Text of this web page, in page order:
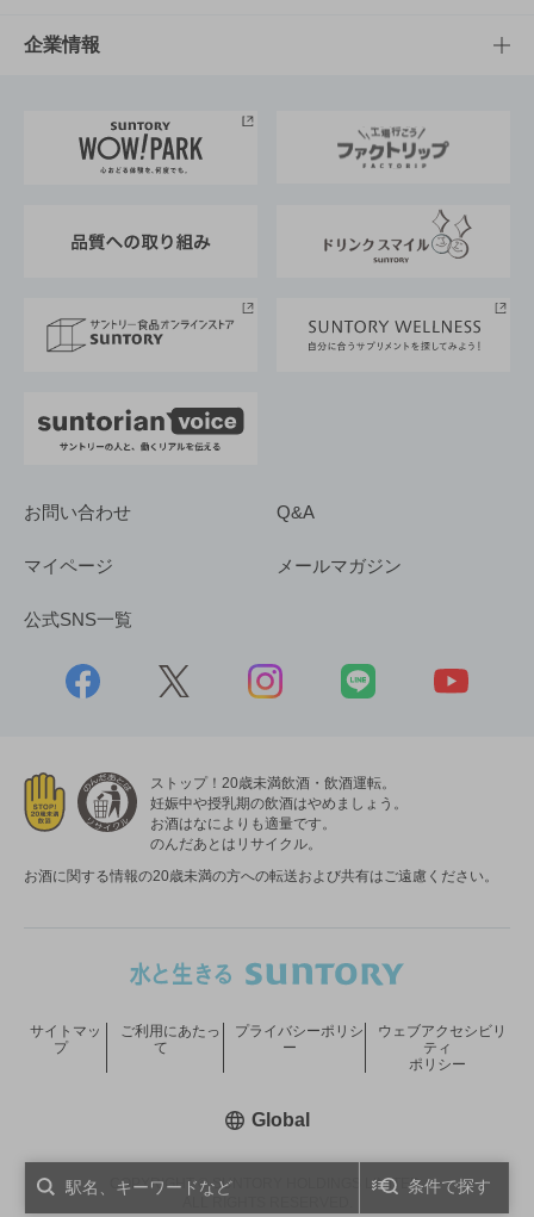
条件で探す
栄養成分一覧
工場見学
地域情報
サントリーホール
サントリーサンバーズ大阪
サステナビリティTOP
サントリーが考えるサステナビリティ経営
企業情報
企業概要
採用情報
お問い合わせ Q&A
マイページ メールマガジン
公式SNS一覧
ストップ！20歳未満飲酒・飲酒運転。
妊娠中や授乳期の飲酒はやめましょう。
お酒はなによりも適量です。
のんだあとはリサイクル。
お酒に関する情報の20歳未満の方への転送および共有はご遠慮ください。
COPYRIGHT © SUNTORY HOLDINGS LIMITED.
サイトマッ
プ
ご利用にあたっ
て
プライバシーポリシ
ー
ウェブアクセシビリ
ティ
ポリシー
Global新しいウィンドウで開く